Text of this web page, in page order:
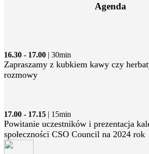
Agenda
16.30 - 17.00 | 30min
Zapraszamy z kubkiem kawy czy
rozmowy
17.00 - 17.15 | 15min
Powitanie uczestników i prezentacja
społeczności CSO Council na 2024 rok